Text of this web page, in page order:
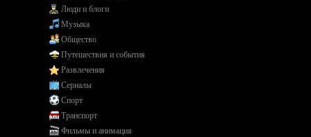
Люди и блоги
Музыка
Общество
Путешествия и события
Развлечения
Сериалы
Спорт
Транспорт
Фильмы и анимация